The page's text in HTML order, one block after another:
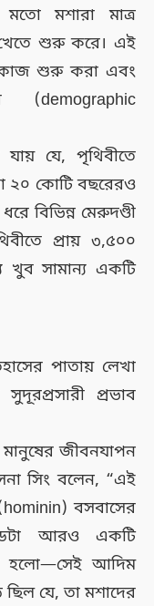
মশারা মাত্র
শুরু করে। এই
শুরু করা এবং
(demographic
যে, পৃথিবীতে
২০ কোটি বছরেরও
বিভিন্ন মেরুদণ্ডী
প্রায় ৩,৫০০
খুব সামান্য একটি
পাতায় লেখা
প্রভাব
জীবনযাপন
সিং বলেন, “এই
বসবাসের
আরও একটি
হলো—সেই আদিম
যে, তা মশাদের